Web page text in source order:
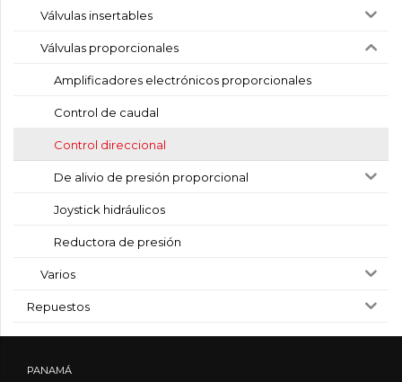
Válvulas insertables
Válvulas proporcionales
Amplificadores electrónicos proporcionales
Control de caudal
Control direccional
De alivio de presión proporcional
Joystick hidráulicos
Reductora de presión
Varios
Repuestos
PANAMÁ